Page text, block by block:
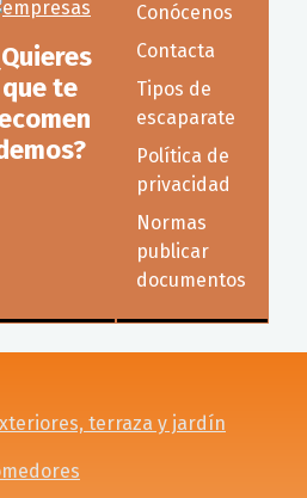
que te
Conócenos
Contacta
Tipos de
escaparate
Política de
privacidad
Normas
publicar
documentos
terraza y jardín